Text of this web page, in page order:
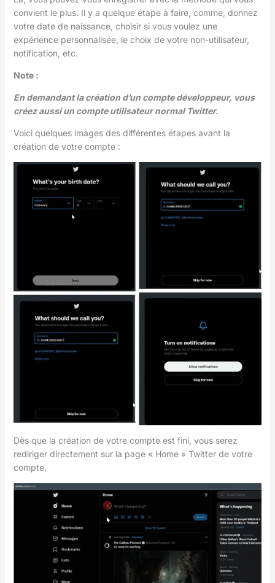
convient le plus. Il y a quelque étape à faire, comme, donnez
votre date de naissance, choisir si vous voulez une
expérience personnalisée, le choix de votre non-utilisateur,
notification, etc.
Note :
En demandant la création d’un compte développeur, vous
créez aussi un compte utilisateur normal Twitter.
Voici quelques images des différentes étapes avant la
création de votre compte :
Dès que la création de votre compte est fini, vous serez
rediriger directement sur la page « Home » Twitter de votre
compte.